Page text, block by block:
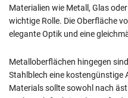
Materialien wie Metall, Glas
wichtige Rolle. Die Oberfläche
elegante Optik und eine
Metalloberflächen hingegen
Stahlblech eine kostengünstige
Materials sollte sowohl nach